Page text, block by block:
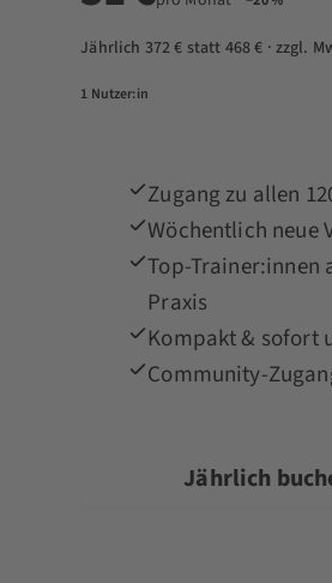
Jährlich 372 € statt 468 € · zzgl.
1 Nutzer:in
Zugang zu allen
Wöchentlich neue
Top-Trainer:innen
Praxis
Kompakt & sofort
Community-
Jährlich